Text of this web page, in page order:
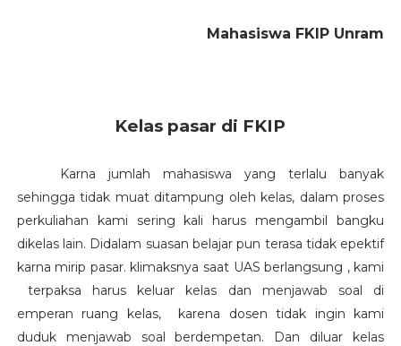
Mahasiswa FKIP Unram
Kelas pasar di FKIP
Karna jumlah mahasiswa yang terlalu banyak
sehingga tidak muat ditampung oleh kelas, dalam proses
perkuliahan kami sering kali harus mengambil bangku
dikelas lain. Didalam suasan belajar pun terasa tidak epektif
karna mirip pasar. klimaksnya saat UAS berlangsung , kami
terpaksa harus keluar kelas dan menjawab soal di
emperan ruang kelas, karena dosen tidak ingin kami
duduk menjawab soal berdempetan. Dan diluar kelas